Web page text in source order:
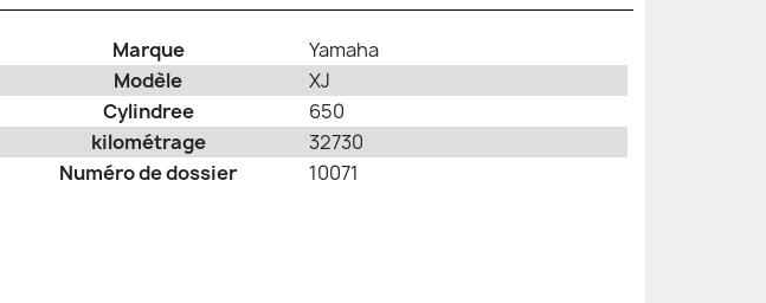
Marque
Yamaha
Modèle
XJ
Cylindree
650
kilométrage
32730
Numéro de dossier
10071